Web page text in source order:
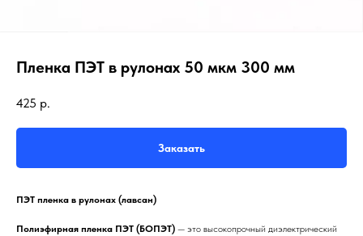
Пленка ПЭТ в рулонах 50 мкм 300 мм
425 р.
Заказать
ПЭТ пленка в рулонах (лавсан)
Полиэфирная пленка ПЭТ (БОПЭТ) — это высокопрочный диэлектрический